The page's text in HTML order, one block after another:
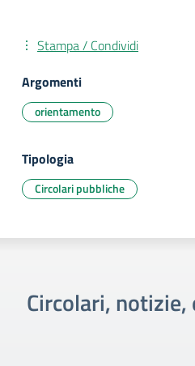
Stampa / Condividi
Argomenti
orientamento
Tipologia
Circolari pubbliche
Circolari,